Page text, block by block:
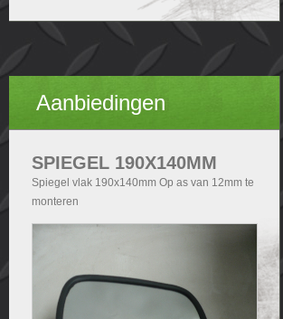
Aanbiedingen
SPIEGEL 190X140MM
Spiegel vlak 190x140mm Op as van 12mm te
monteren